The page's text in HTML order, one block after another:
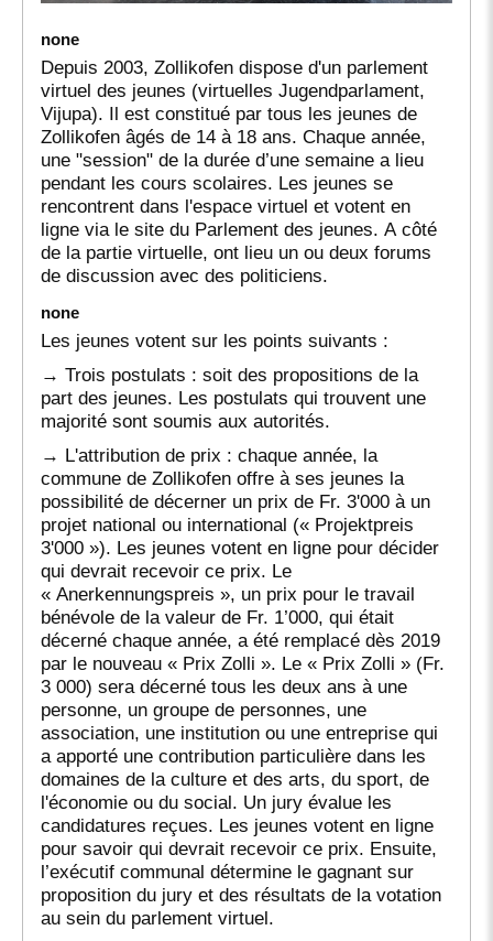
none
Depuis 2003, Zollikofen dispose d'un parlement
virtuel des jeunes (virtuelles Jugendparlament,
Vijupa). Il est constitué par tous les jeunes de
Zollikofen âgés de 14 à 18 ans. Chaque année,
une "session" de la durée d’une semaine a lieu
pendant les cours scolaires. Les jeunes se
rencontrent dans l'espace virtuel et votent en
ligne via le site du Parlement des jeunes. A côté
de la partie virtuelle, ont lieu un ou deux forums
de discussion avec des politiciens.
none
Les jeunes votent sur les points suivants :
→ Trois postulats : soit des propositions de la
part des jeunes. Les postulats qui trouvent une
majorité sont soumis aux autorités.
→ L'attribution de prix : chaque année, la
commune de Zollikofen offre à ses jeunes la
possibilité de décerner un prix de Fr. 3'000 à un
projet national ou international (« Projektpreis
3'000 »). Les jeunes votent en ligne pour décider
qui devrait recevoir ce prix. Le
« Anerkennungspreis », un prix pour le travail
bénévole de la valeur de Fr. 1’000, qui était
décerné chaque année, a été remplacé dès 2019
par le nouveau « Prix Zolli ». Le « Prix Zolli » (Fr.
3 000) sera décerné tous les deux ans à une
personne, un groupe de personnes, une
association, une institution ou une entreprise qui
a apporté une contribution particulière dans les
domaines de la culture et des arts, du sport, de
l'économie ou du social. Un jury évalue les
candidatures reçues. Les jeunes votent en ligne
pour savoir qui devrait recevoir ce prix. Ensuite,
l’exécutif communal détermine le gagnant sur
proposition du jury et des résultats de la votation
au sein du parlement virtuel.